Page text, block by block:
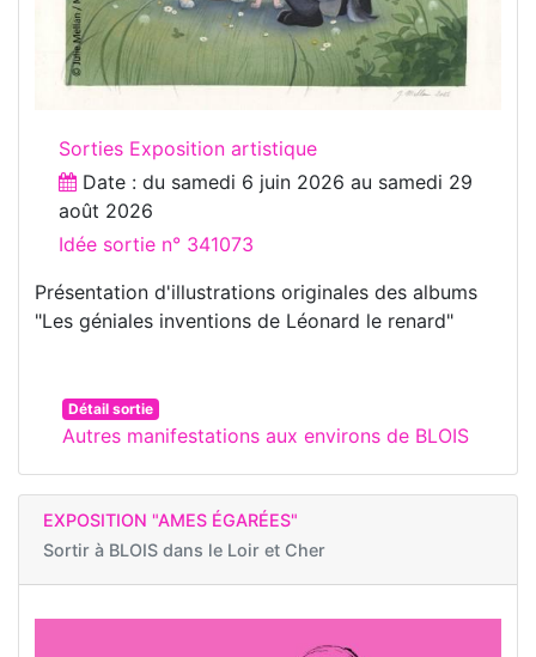
Sorties Exposition artistique
Date : du samedi 6 juin 2026 au samedi 29
août 2026
Idée sortie n° 341073
Présentation d'illustrations originales des albums
"Les géniales inventions de Léonard le renard"
Détail sortie
Autres manifestations aux environs de BLOIS
EXPOSITION "AMES ÉGARÉES"
Sortir à BLOIS dans le Loir et Cher